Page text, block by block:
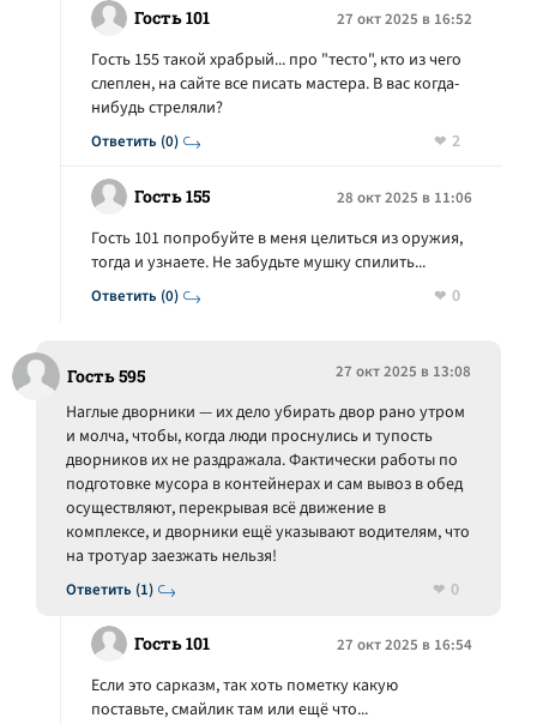
Гость 101 27 окт 2025 в 16:52
Ответить (0)
Гость 155 такой храбрый... про "тесто", кто из чего
слеплен, на сайте все писать мастера. В вас когда-
нибудь стреляли?
2
Гость 155 28 окт 2025 в 11:06
Ответить (0)
Гость 101 попробуйте в меня целиться из оружия,
тогда и узнаете. Не забудьте мушку спилить...
0
Гость 595 27 окт 2025 в 13:08
Ответить (1)
Наглые дворники — их дело убирать двор рано утром
и молча, чтобы, когда люди проснулись и тупость
дворников их не раздражала. Фактически работы по
подготовке мусора в контейнерах и сам вывоз в обед
осуществляют, перекрывая всё движение в
комплексе, и дворники ещё указывают водителям, что
на тротуар заезжать нельзя!
0
Гость 101 27 окт 2025 в 16:54
Если это сарказм, так хоть пометку какую
поставьте, смайлик там или ещё что...